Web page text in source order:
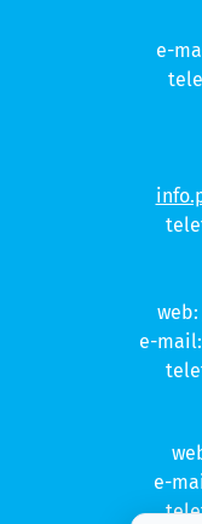
e-
web:
e-mail:
e-